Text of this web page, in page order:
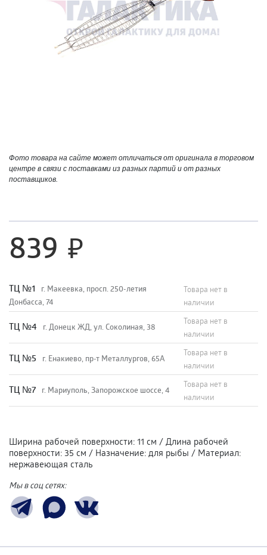
Фото товара на сайте может отличаться от оригинала в торговом
центре в связи с поставками из разных партий и от разных
поставщиков.
839
TЦ №1
г. Макеевка, просп. 250-летия
Донбасса, 74
Товара нет в
наличии
TЦ №4 г. Донецк ЖД, ул. Соколиная, 38
Товара нет в
наличии
TЦ №5 г. Енакиево, пр-т Металлургов, 65А
Товара нет в
наличии
ТЦ №7 г. Мариуполь, Запорожское шоссе, 4
Товара нет в
наличии
Ширина рабочей поверхности: 11 см / Длина рабочей
поверхности: 35 см / Назначение: для рыбы / Материал:
нержавеющая сталь
Мы в соц сетях: